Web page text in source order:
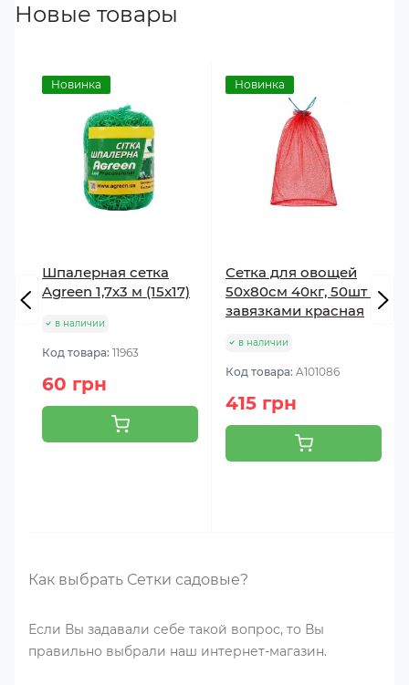
Новые товары
Новинка
Шпалерная сетка
Agreen 1,7х3 м (15x17)
в наличии
Код товара: 11963
60 грн
Новинка
Сетка для овощей
50х80см 40кг, 50шт с
завязками красная
в наличии
Код товара: A101086
415 грн
Как выбрать Сетки садовые?
Если Вы задавали себе такой вопрос, то Вы
правильно выбрали наш интернет-магазин.